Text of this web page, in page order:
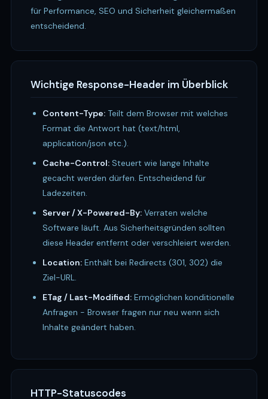
für Performance, SEO und Sicherheit gleichermaßen
entscheidend.
Wichtige Response-Header im Überblick
Content-Type: Teilt dem Browser mit welches
Format die Antwort hat (text/html,
application/json etc.).
Cache-Control: Steuert wie lange Inhalte
gecacht werden dürfen. Entscheidend für
Ladezeiten.
Server / X-Powered-By: Verraten welche
Software läuft. Aus Sicherheitsgründen sollten
diese Header entfernt oder verschleiert werden.
Location: Enthält bei Redirects (301, 302) die
Ziel-URL.
ETag / Last-Modified: Ermöglichen konditionelle
Anfragen - Browser fragen nur neu wenn sich
Inhalte geändert haben.
HTTP-Statuscodes